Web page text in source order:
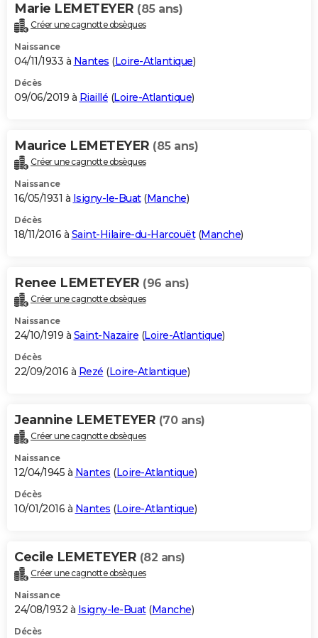
Marie LEMETEYER (85 ans)
Créer une cagnotte obsèques
Naissance
04/11/1933 à Nantes (Loire-Atlantique)
Décès
09/06/2019 à Riaillé (Loire-Atlantique)
Maurice LEMETEYER (85 ans)
Créer une cagnotte obsèques
Naissance
16/05/1931 à Isigny-le-Buat(Manche)
Décès
18/11/2016 à Saint-Hilaire-du-Harcouët(Manche)
Renee LEMETEYER (96 ans)
Créer une cagnotte obsèques
Naissance
24/10/1919 à Saint-Nazaire (Loire-Atlantique)
Décès
22/09/2016 à Rezé (Loire-Atlantique)
Jeannine LEMETEYER (70 ans)
Créer une cagnotte obsèques
Naissance
12/04/1945 à Nantes (Loire-Atlantique)
Décès
10/01/2016 à Nantes (Loire-Atlantique)
Cecile LEMETEYER (82 ans)
Créer une cagnotte obsèques
Naissance
24/08/1932 à Isigny-le-Buat(Manche)
Décès